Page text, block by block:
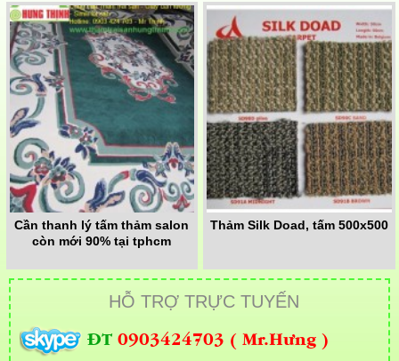
Cần thanh lý tấm thảm salon
còn mới 90% tại tphcm
Thảm Silk Doad, tấm 500x500
HỖ TRỢ TRỰC TUYẾN
ĐT 0903424703 ( Mr.Hưng )